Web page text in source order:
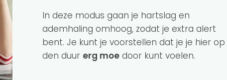
In deze modus gaan je hartslag en
ademhaling omhoog, zodat je extra alert
bent. Je kunt je voorstellen dat je je hier op
den duur erg moe door kunt voelen.